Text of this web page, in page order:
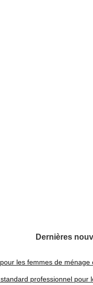
Dernières
les femmes de ménage
professionnel pour